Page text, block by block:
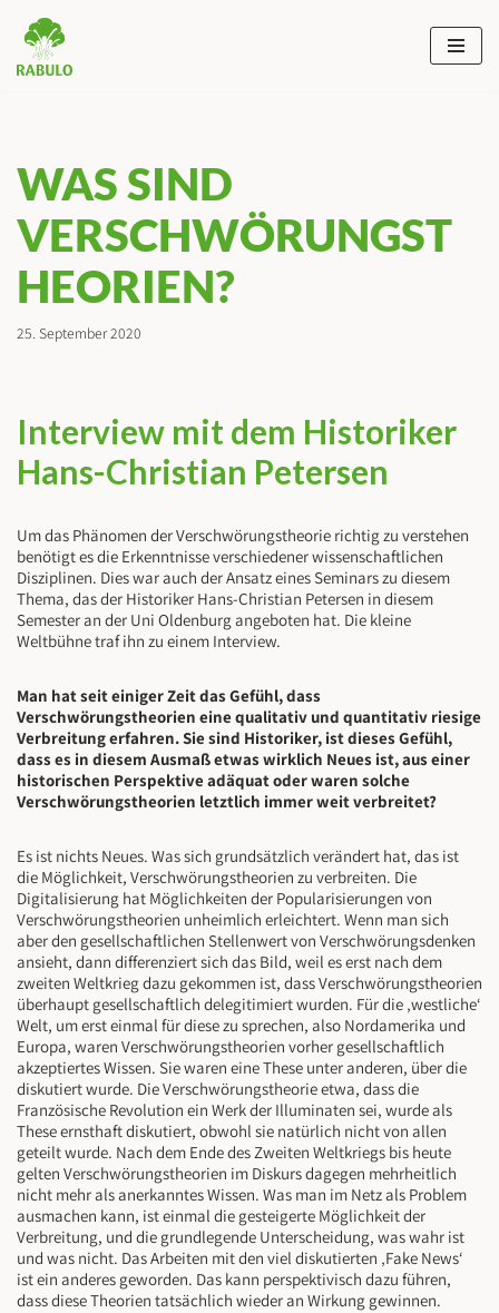
Zum
Inhalt
WAS SIND
VERSCHWÖRUNGST
HEORIEN?
25. September 2020
Interview mit dem Historiker
Hans-Christian Petersen
Um das Phänomen der Verschwörungstheorie richtig zu verstehen
benötigt es die Erkenntnisse verschiedener wissenschaftlichen
Disziplinen. Dies war auch der Ansatz eines Seminars zu diesem
Thema, das der Historiker Hans-Christian Petersen in diesem
Semester an der Uni Oldenburg angeboten hat. Die kleine
Weltbühne traf ihn zu einem Interview.
Man hat seit einiger Zeit das Gefühl, dass
Verschwörungstheorien eine qualitativ und quantitativ riesige
Verbreitung erfahren. Sie sind Historiker, ist dieses Gefühl,
dass es in diesem Ausmaß etwas wirklich Neues ist, aus einer
historischen Perspektive adäquat oder waren solche
Verschwörungstheorien letztlich immer weit verbreitet?
Es ist nichts Neues. Was sich grundsätzlich verändert hat, das ist
die Möglichkeit, Verschwörungstheorien zu verbreiten. Die
Digitalisierung hat Möglichkeiten der Popularisierungen von
Verschwörungstheorien unheimlich erleichtert. Wenn man sich
aber den gesellschaftlichen Stellenwert von Verschwörungsdenken
ansieht, dann differenziert sich das Bild, weil es erst nach dem
zweiten Weltkrieg dazu gekommen ist, dass Verschwörungstheorien
überhaupt gesellschaftlich delegitimiert wurden. Für die ‚westliche‘
Welt, um erst einmal für diese zu sprechen, also Nordamerika und
Europa, waren Verschwörungstheorien vorher gesellschaftlich
akzeptiertes Wissen. Sie waren eine These unter anderen, über die
diskutiert wurde. Die Verschwörungstheorie etwa, dass die
Französische Revolution ein Werk der Illuminaten sei, wurde als
These ernsthaft diskutiert, obwohl sie natürlich nicht von allen
geteilt wurde. Nach dem Ende des Zweiten Weltkriegs bis heute
gelten Verschwörungstheorien im Diskurs dagegen mehrheitlich
nicht mehr als anerkanntes Wissen. Was man im Netz als Problem
ausmachen kann, ist einmal die gesteigerte Möglichkeit der
Verbreitung, und die grundlegende Unterscheidung, was wahr ist
und was nicht. Das Arbeiten mit den viel diskutierten ‚Fake News‘
ist ein anderes geworden. Das kann perspektivisch dazu führen,
dass diese Theorien tatsächlich wieder an Wirkung gewinnen.